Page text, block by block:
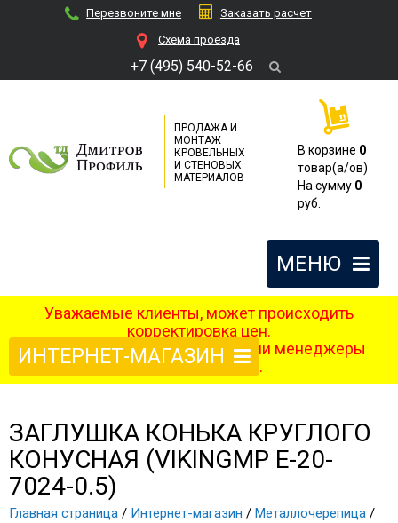
Перезвоните мне
Заказать расчет
Cхема проезда
+7 (495) 540-52-66
ПРОДАЖА И
МОНТАЖ
КРОВЕЛЬНЫХ
И СТЕНОВЫХ
МАТЕРИАЛОВ
В корзине 0
товар(a/ов)
На сумму 0
руб.
МЕНЮ
Уважаемые клиенты, может происходить
корректировка цен.
После оформления заказа наши менеджеры
свяжутся с вами.
ИНТЕРНЕТ-МАГАЗИН
ЗАГЛУШКА КОНЬКА КРУГЛОГО
КОНУСНАЯ (VIKINGMP E-20-
7024-0.5)
Главная страница / Интернет-магазин / Металлочерепица /